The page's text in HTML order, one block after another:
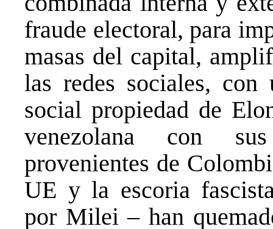
fraude electoral, para
masas del capital,
las redes sociales,
social propiedad de
venezolana con sus
provenientes de
UE y la escoria
por Milei – han